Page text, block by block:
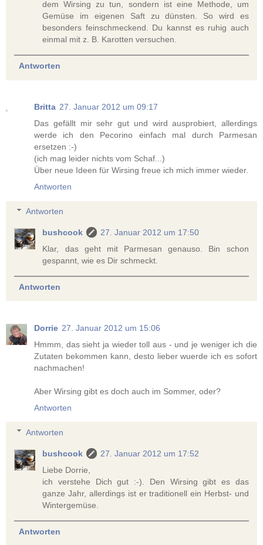
dem Wirsing zu tun, sondern ist eine Methode, um
Gemüse im eigenen Saft zu dünsten. So wird es
besonders feinschmeckend. Du kannst es ruhig auch
einmal mit z. B. Karotten versuchen.
Antworten
Britta 27. Januar 2012 um 09:17
Das gefällt mir sehr gut und wird ausprobiert, allerdings
werde ich den Pecorino einfach mal durch Parmesan
ersetzen :-)
(ich mag leider nichts vom Schaf...)
Über neue Ideen für Wirsing freue ich mich immer wieder.
Antworten
Antworten
bushcook
27. Januar 2012 um 17:50
Klar, das geht mit Parmesan genauso. Bin schon
gespannt, wie es Dir schmeckt.
Antworten
Dorrie 27. Januar 2012 um 15:06
Hmmm, das sieht ja wieder toll aus - und je weniger ich die
Zutaten bekommen kann, desto lieber wuerde ich es sofort
nachmachen!
Aber Wirsing gibt es doch auch im Sommer, oder?
Antworten
Antworten
bushcook
27. Januar 2012 um 17:52
Liebe Dorrie,
ich verstehe Dich gut :-). Den Wirsing gibt es das
ganze Jahr, allerdings ist er traditionell ein Herbst- und
Wintergemüse.
Antworten